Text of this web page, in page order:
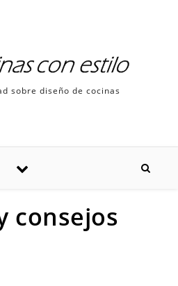
sobre diseño de cocinas
consejos